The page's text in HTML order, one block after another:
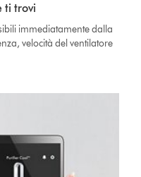
ti trovi
immediatamente dalla
velocità del ventilatore